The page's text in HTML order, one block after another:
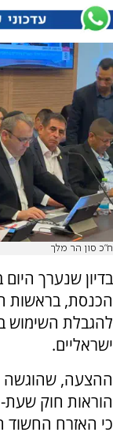
ח"כ סון הר מלך
בדיון שנערך
הכנסת, בראשות
להגבלת השימוש
ישראליים.
ההצעה, שהוגשה
הוראות חוק שעת-
כי האזרח החשוד